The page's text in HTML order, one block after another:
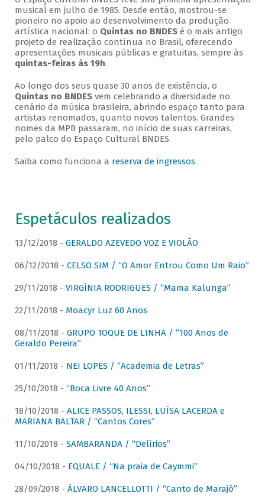
musical em julho de 1985. Desde então, mostrou-se
pioneiro no apoio ao desenvolvimento da produção
artística nacional: o Quintas no BNDESé o mais antigo
projeto de realização contínua no Brasil, oferecendo
apresentações musicais públicas e gratuitas, sempre às
quintas-feiras às 19h.
Ao longo dos seus quase 30 anos de existência, o
Quintas no BNDESvem celebrando a diversidade no
cenário da música brasileira, abrindo espaço tanto para
artistas renomados, quanto novos talentos. Grandes
nomes da MPB passaram, no início de suas carreiras,
pelo palco do Espaço Cultural BNDES.
Saiba como funciona a reserva de ingressos.
Espetáculos realizados
13/12/2018 - GERALDO AZEVEDO VOZ E VIOLÃO
06/12/2018 - CELSO SIM / “O Amor Entrou Como Um Raio”
29/11/2018 - VIRGÍNIA RODRIGUES / “Mama Kalunga”
22/11/2018 - Moacyr Luz 60 Anos
08/11/2018 - GRUPO TOQUE DE LINHA / “100 Anos de
Geraldo Pereira”
01/11/2018 - NEI LOPES / “Academia de Letras”
25/10/2018 - “Boca Livre 40 Anos”
18/10/2018 - ALICE PASSOS, ILESSI, LUÍSA LACERDA e
MARIANA BALTAR / “Cantos Cores”
11/10/2018 - SAMBARANDA / “Delírios”
04/10/2018 - EQUALE / “Na praia de Caymmi”
28/09/2018 - ÁLVARO LANCELLOTTI / “Canto de Marajó”